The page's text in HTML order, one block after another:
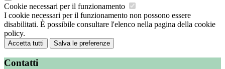
Cookie necessari per il funzionamento
I cookie necessari per il funzionamento non possono essere
disabilitati. È possibile consultare l'elenco nella pagina della cookie
policy.
Accetta tutti Salva le preferenze
Contatti